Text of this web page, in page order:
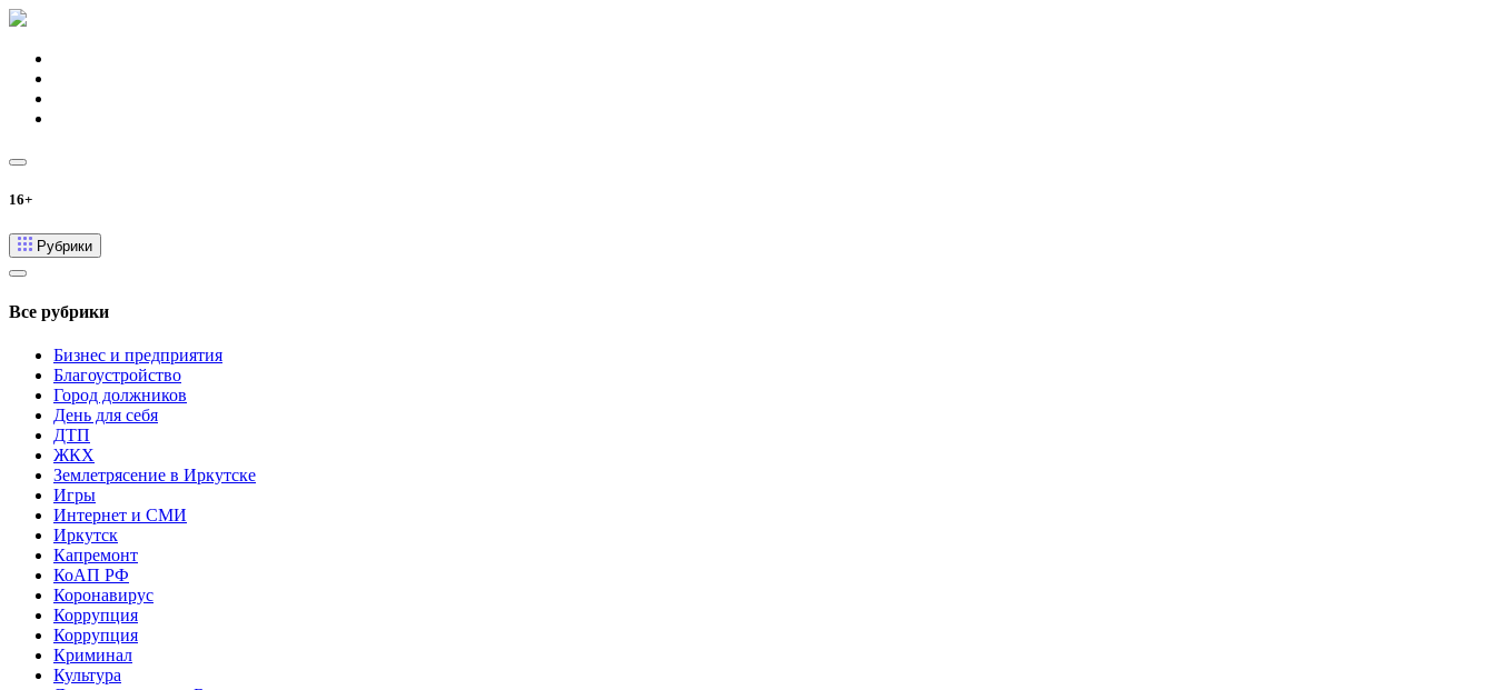
16+
Рубрики
Все рубрики
Бизнес и предприятия
Благоустройство
Город должников
День для себя
ДТП
ЖКХ
Землетрясение в Иркутске
Игры
Интернет и СМИ
Иркутск
Капремонт
КоАП РФ
Коронавирус
Коррупция
Коррупция
Криминал
Культура